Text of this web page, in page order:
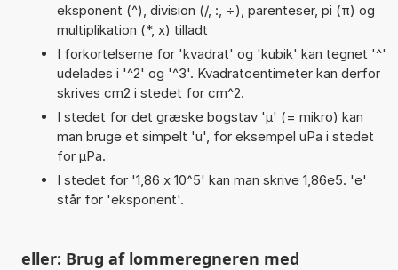
eksponent (^), division (/, :, ÷), parenteser, pi (π) og
multiplikation (*, x) tilladt
I forkortelserne for 'kvadrat' og 'kubik' kan tegnet '^'
udelades i '^2' og '^3'. Kvadratcentimeter kan derfor
skrives cm2 i stedet for cm^2.
I stedet for det græske bogstav 'µ' (= mikro) kan
man bruge et simpelt 'u', for eksempel uPa i stedet
for µPa.
I stedet for '1,86 x 10^5' kan man skrive 1,86e5. 'e'
står for 'eksponent'.
eller: Brug af lommeregneren med